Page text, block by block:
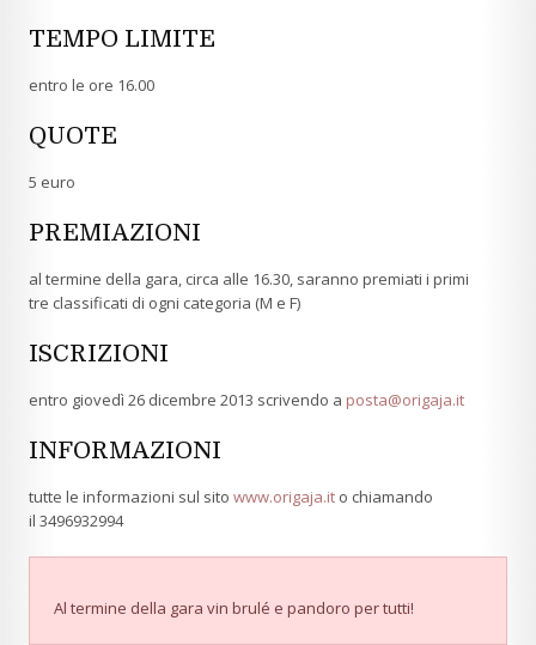
TEMPO LIMITE
entro le ore 16.00
QUOTE
5 euro
PREMIAZIONI
al termine della gara, circa alle 16.30, saranno premiati i primi
tre classificati di ogni categoria (M e F)
ISCRIZIONI
entro giovedì 26 dicembre 2013 scrivendo a posta@origaja.it
INFORMAZIONI
tutte le informazioni sul sito www.origaja.it o chiamando
il 3496932994
Al termine della gara vin brulé e pandoro per tutti!